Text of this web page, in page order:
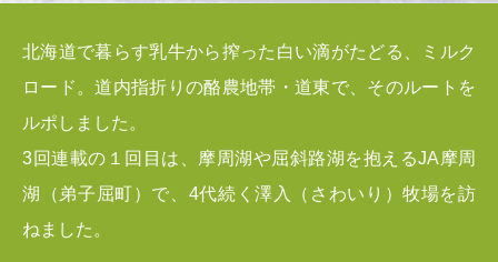
北海道で暮らす乳牛から搾った白い滴がたどる、ミルク
ロード。道内指折りの酪農地帯・道東で、そのルートを
ルポしました。
3回連載の１回目は、摩周湖や屈斜路湖を抱えるJA摩周
湖（弟子屈町）で、4代続く澤入（さわいり）牧場を訪
ねました。